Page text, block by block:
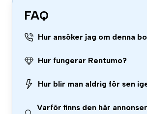
FAQ
Hur ansöker jag om denna
Hur fungerar Rentumo?
Hur blir man aldrig för sen
Varför finns den här